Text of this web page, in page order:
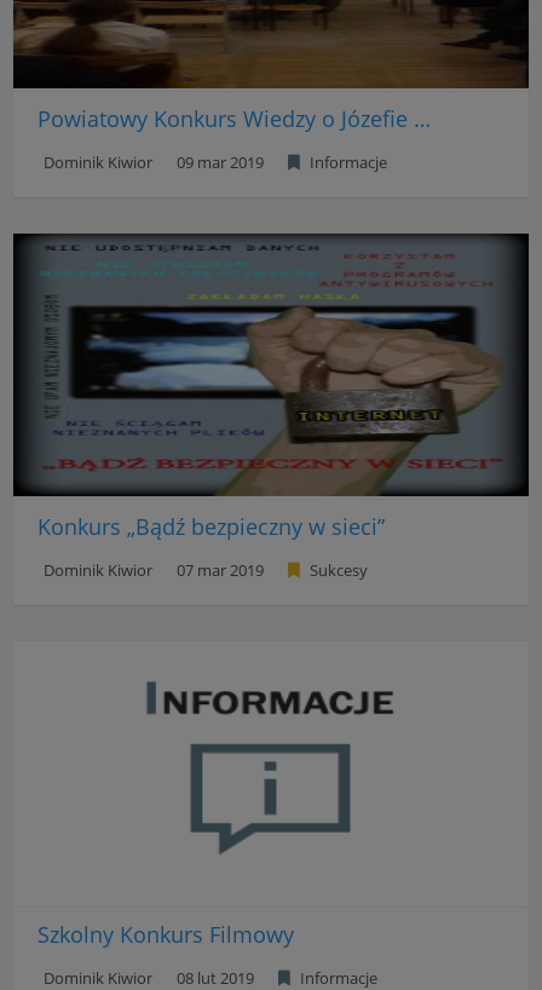
Powiatowy Konkurs Wiedzy o Józefie Piłsudskim
Dominik Kiwior 09 mar 2019 Informacje
Konkurs „Bądź bezpieczny w sieci”
Dominik Kiwior 07 mar 2019 Sukcesy
Szkolny Konkurs Filmowy
Dominik Kiwior 08 lut 2019 Informacje